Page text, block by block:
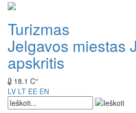
Turizmas
Jelgavos miestas
apskritis
18.1 C°
LV LT EE EN